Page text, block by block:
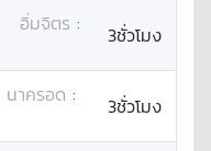
อิ่มจิตร :
3ชั่วโมง
นาครอด :
3ชั่วโมง